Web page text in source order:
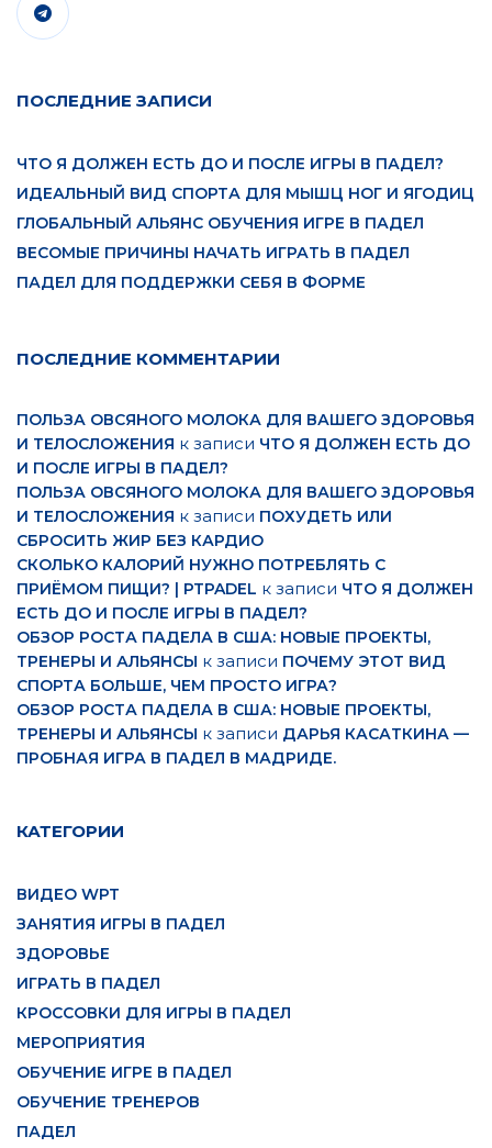
ПОСЛЕДНИЕ ЗАПИСИ
ЧТО Я ДОЛЖЕН ЕСТЬ ДО И ПОСЛЕ ИГРЫ В ПАДЕЛ?
ИДЕАЛЬНЫЙ ВИД СПОРТА ДЛЯ МЫШЦ НОГ И ЯГОДИЦ
ГЛОБАЛЬНЫЙ АЛЬЯНС ОБУЧЕНИЯ ИГРЕ В ПАДЕЛ
ВЕСОМЫЕ ПРИЧИНЫ НАЧАТЬ ИГРАТЬ В ПАДЕЛ
ПАДЕЛ ДЛЯ ПОДДЕРЖКИ СЕБЯ В ФОРМЕ
ПОСЛЕДНИЕ КОММЕНТАРИИ
ПОЛЬЗА ОВСЯНОГО МОЛОКА ДЛЯ ВАШЕГО ЗДОРОВЬЯ
И ТЕЛОСЛОЖЕНИЯ к записи ЧТО Я ДОЛЖЕН ЕСТЬ ДО
И ПОСЛЕ ИГРЫ В ПАДЕЛ?
ПОЛЬЗА ОВСЯНОГО МОЛОКА ДЛЯ ВАШЕГО ЗДОРОВЬЯ
И ТЕЛОСЛОЖЕНИЯ к записи ПОХУДЕТЬ ИЛИ
СБРОСИТЬ ЖИР БЕЗ КАРДИО
СКОЛЬКО КАЛОРИЙ НУЖНО ПОТРЕБЛЯТЬ С
ПРИЁМОМ ПИЩИ? | PTPADEL к записи ЧТО Я ДОЛЖЕН
ЕСТЬ ДО И ПОСЛЕ ИГРЫ В ПАДЕЛ?
ОБЗОР РОСТА ПАДЕЛА В США: НОВЫЕ ПРОЕКТЫ,
ТРЕНЕРЫ И АЛЬЯНСЫ к записи ПОЧЕМУ ЭТОТ ВИД
СПОРТА БОЛЬШЕ, ЧЕМ ПРОСТО ИГРА?
ОБЗОР РОСТА ПАДЕЛА В США: НОВЫЕ ПРОЕКТЫ,
ТРЕНЕРЫ И АЛЬЯНСЫ к записи ДАРЬЯ КАСАТКИНА —
ПРОБНАЯ ИГРА В ПАДЕЛ В МАДРИДЕ.
КАТЕГОРИИ
ВИДЕО WPT
ЗАНЯТИЯ ИГРЫ В ПАДЕЛ
ЗДОРОВЬЕ
ИГРАТЬ В ПАДЕЛ
КРОССОВКИ ДЛЯ ИГРЫ В ПАДЕЛ
МЕРОПРИЯТИЯ
ОБУЧЕНИЕ ИГРЕ В ПАДЕЛ
ОБУЧЕНИЕ ТРЕНЕРОВ
ПАДЕЛ